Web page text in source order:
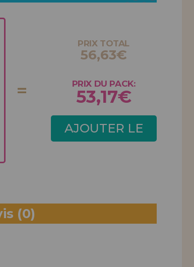
PRIX TOTAL
56,63€
PRIX DU PACK:
53,17€
AJOUTER LE
(0)